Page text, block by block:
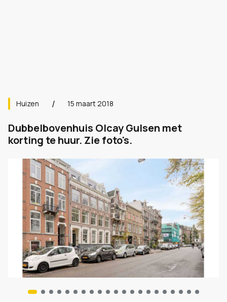
Huizen 15 maart 2018
Dubbelbovenhuis Olcay Gulsen met
korting te huur. Zie foto's.